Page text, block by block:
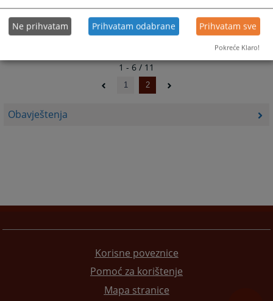
Obavještenja
1 - 6 / 11
1 2
Korisne poveznice
Pomoć za korištenje
Mapa stranice
Ne prihvatam Prihvatam odabrane Prihvatam sve
Pokreće Klaro!